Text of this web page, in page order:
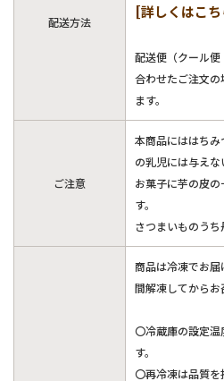
配送方法
[詳しくはこ
配送便（クール
合わせたご注文
ます。
ご注意
本商品にははち
の乳児には与えな
お菓子に芋の皮
す。
さつまいものうち
商品は冷凍でお
間解凍してからお
〇冷蔵庫の設定
す。
〇再冷凍は品質